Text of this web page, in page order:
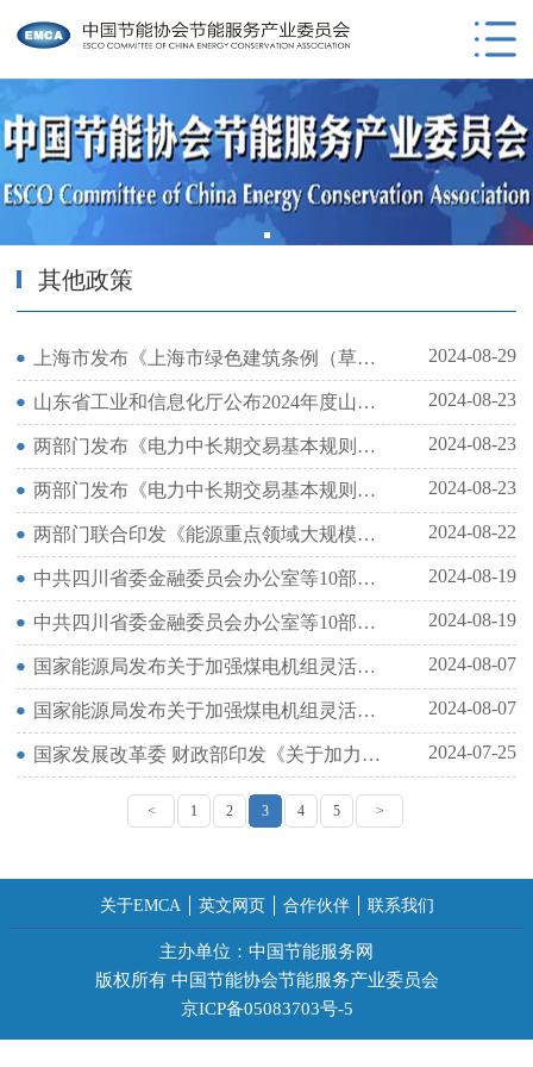
其他政策
上海市发布《上海市绿色建筑条例（草案）》征求意见公告 2024-08-29
山东省工业和信息化厅公布2024年度山东省绿色制造单位名单 2024-08-23
两部门发布《电力中长期交易基本规则—绿色电力交易专章》通知 2024-08-23
两部门发布《电力中长期交易基本规则—绿色电力交易专章》通知 2024-08-23
两部门联合印发《能源重点领域大规模设备更新实施方案》的通知 2024-08-22
中共四川省委金融委员会办公室等10部门印发《四川省绿色金融创新发展工作方案（2024-2026）》 2024-08-19
中共四川省委金融委员会办公室等10部门印发《四川省绿色金融创新发展工作方案（2024-2026）》 2024-08-19
国家能源局发布关于加强煤电机组灵活性改造和深度调峰期间安全管理的通知 2024-08-07
国家能源局发布关于加强煤电机组灵活性改造和深度调峰期间安全管理的通知 2024-08-07
国家发展改革委 财政部印发《关于加力支持大规模设备更新和消费品以旧换新的若干措施》的通知 2024-07-25
< 1 2 3 4 5 >
关于EMCA 英文网页 合作伙伴 联系我们
主办单位：中国节能服务网
版权所有 中国节能协会节能服务产业委员会
京ICP备05083703号-5